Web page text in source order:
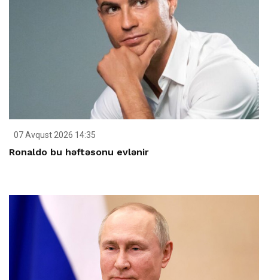
07 Avqust 2026 14:35
Ronaldo bu həftəsonu evlənir